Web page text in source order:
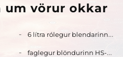
um vörur okkar
6 lítra rólegur blendarinn
faglegur blöndurinn HS-